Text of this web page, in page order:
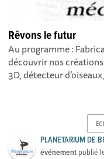
Rêvons le futur
Au programme :
découvrir nos
3D, détecteur
PLANETARIUM DE
événement publié